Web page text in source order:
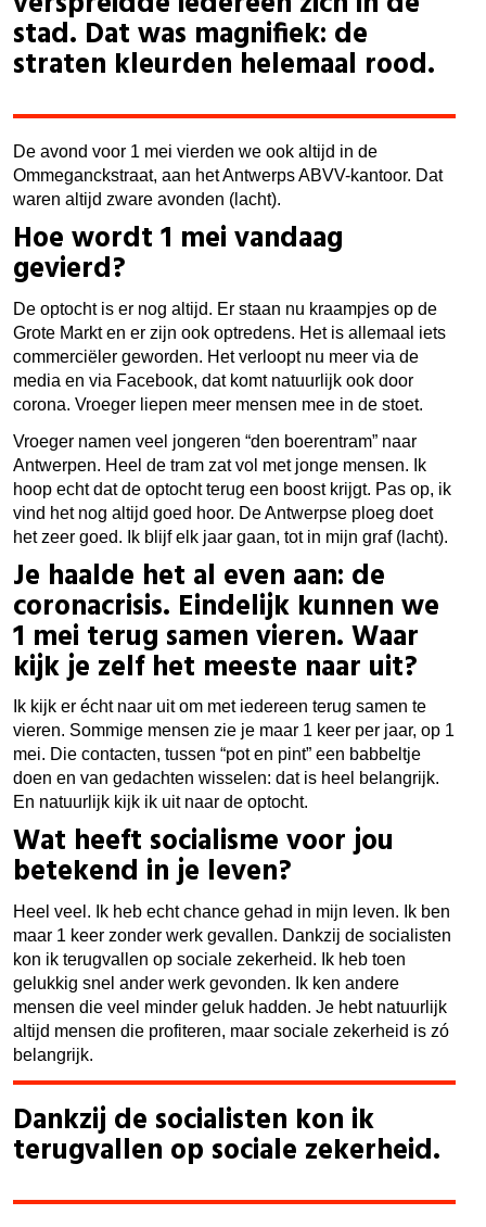
stad. Dat was magnifiek: de
straten kleurden helemaal rood.
De avond voor 1 mei vierden we ook altijd in de
Ommeganckstraat, aan het Antwerps ABVV-kantoor. Dat
waren altijd zware avonden (lacht).
Hoe wordt 1 mei vandaag
gevierd?
De optocht is er nog altijd. Er staan nu kraampjes op de
Grote Markt en er zijn ook optredens. Het is allemaal iets
commerciëler geworden. Het verloopt nu meer via de
media en via Facebook, dat komt natuurlijk ook door
corona. Vroeger liepen meer mensen mee in de stoet.
Vroeger namen veel jongeren “den boerentram” naar
Antwerpen. Heel de tram zat vol met jonge mensen. Ik
hoop echt dat de optocht terug een boost krijgt. Pas op, ik
vind het nog altijd goed hoor. De Antwerpse ploeg doet
het zeer goed. Ik blijf elk jaar gaan, tot in mijn graf (lacht).
Je haalde het al even aan: de
coronacrisis. Eindelijk kunnen we
1 mei terug samen vieren. Waar
kijk je zelf het meeste naar uit?
Ik kijk er écht naar uit om met iedereen terug samen te
vieren. Sommige mensen zie je maar 1 keer per jaar, op 1
mei. Die contacten, tussen “pot en pint” een babbeltje
doen en van gedachten wisselen: dat is heel belangrijk.
En natuurlijk kijk ik uit naar de optocht.
Wat heeft socialisme voor jou
betekend in je leven?
Heel veel. Ik heb echt chance gehad in mijn leven. Ik ben
maar 1 keer zonder werk gevallen. Dankzij de socialisten
kon ik terugvallen op sociale zekerheid. Ik heb toen
gelukkig snel ander werk gevonden. Ik ken andere
mensen die veel minder geluk hadden. Je hebt natuurlijk
altijd mensen die profiteren, maar sociale zekerheid is zó
belangrijk.
Dankzij de socialisten kon ik
terugvallen op sociale zekerheid.